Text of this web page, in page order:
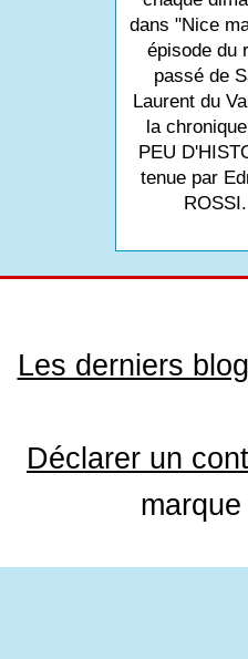
dans "Nice
épisode du
passé de
Laurent du
la
PEU
tenue par
ROSSI.
Les derniers
Déclarer un